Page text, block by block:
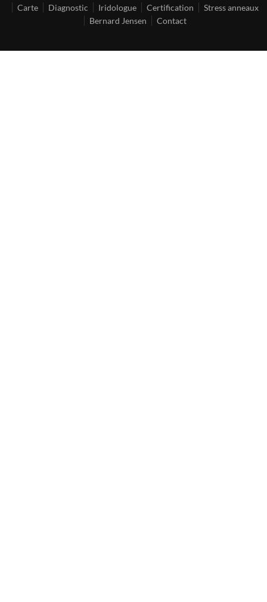
Carte
Diagnostic Iridologue Certification
Stress anneaux
Bernard Jensen
Contact